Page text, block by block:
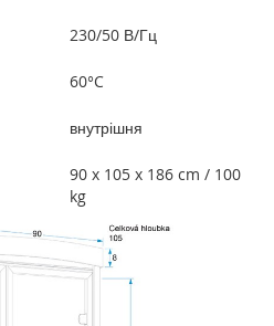
230/50 В/Гц
60°C
внутрішня
90 x 105 x 186 cm / 100
kg